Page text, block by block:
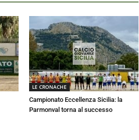
LE CRONACHE
Campionato Eccellenza Sicilia: la
Parmonval torna al successo